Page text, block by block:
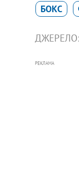
БОКС
ДЖЕРЕЛО:
РЕКЛАМА